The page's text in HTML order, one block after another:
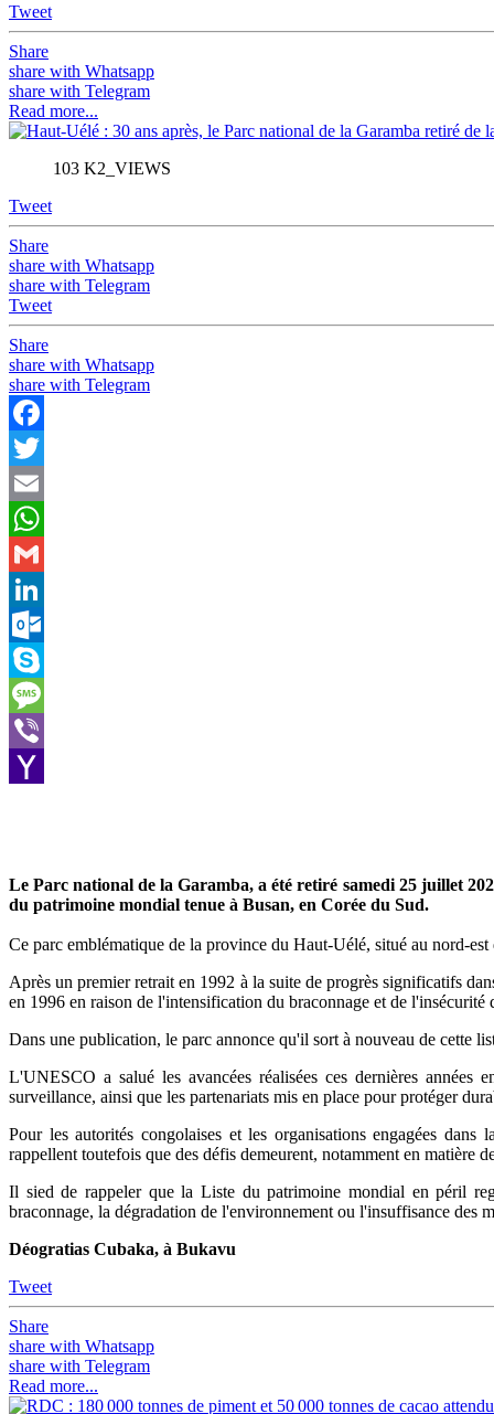
Tweet
Share
share with Whatsapp
share with Telegram
Read more...
103 K2_VIEWS
Tweet
Share
share with Whatsapp
share with Telegram
Tweet
Share
share with Whatsapp
share with Telegram
Facebook
Twitter
Email
WhatsApp
Gmail
LinkedIn
Outlook.com
Skype
Message
Viber
Le Parc national de la Garamba, a été retiré samedi 25 juillet
du patrimoine mondial tenue à Busan, en Corée du Sud.
Ce parc emblématique de la province du Haut-Uélé, situé au nord-est
Après un premier retrait en 1992 à la suite de progrès significatifs
en 1996 en raison de l'intensification du braconnage et de l'insécurité
Dans une publication, le parc annonce qu'il sort à nouveau de cette
L'UNESCO a salué les avancées réalisées ces dernières années
surveillance, ainsi que les partenariats mis en place pour protéger
Pour les autorités congolaises et les organisations engagées
rappellent toutefois que des défis demeurent, notamment en matière
Il sied de rappeler que la Liste du patrimoine mondial en péril
braconnage, la dégradation de l'environnement ou l'insuffisance des
Déogratias Cubaka, à Bukavu
Tweet
Share
share with Whatsapp
share with Telegram
Read more...